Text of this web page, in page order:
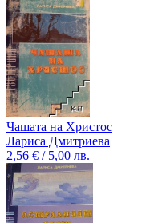
Чашата на Христос
Лариса Дмитриева
2,56 € / 5,00 лв.